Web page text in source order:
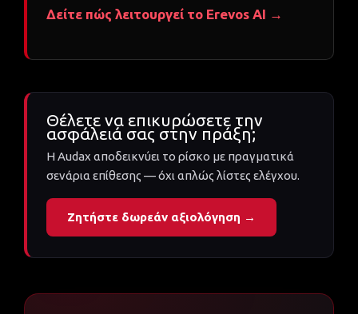
Δείτε πώς λειτουργεί το Erevos AI →
Θέλετε να επικυρώσετε την
ασφάλειά σας στην πράξη;
Η Audax αποδεικνύει το ρίσκο με πραγματικά
σενάρια επίθεσης — όχι απλώς λίστες ελέγχου.
Ζητήστε δωρεάν αξιολόγηση →